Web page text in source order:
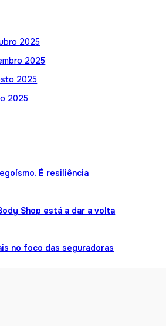
2025
2025
2025
2025
É resiliência
Shop está a dar a volta
no foco das seguradoras